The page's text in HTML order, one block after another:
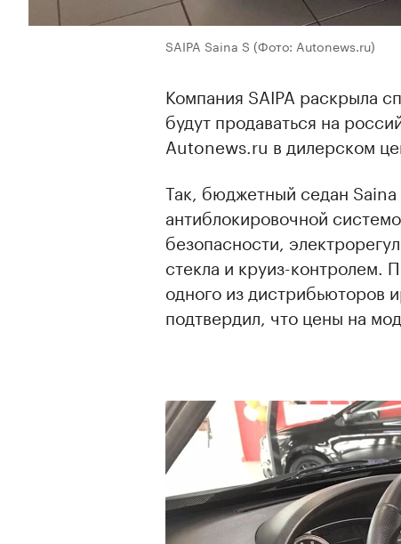
SAIPA Saina S (Фото: Autonews.ru)
Компания SAIPA раскрыла
будут продаваться на
Autonews.ru в дилерском
Так, бюджетный седан
антиблокировочной
безопасности,
стекла и круиз-контролем.
одного из дистрибьюторов
подтвердил, что цены на